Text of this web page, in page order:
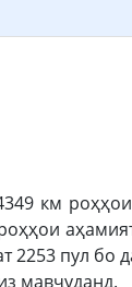
км
2253 пул бо
мавҷуданд.